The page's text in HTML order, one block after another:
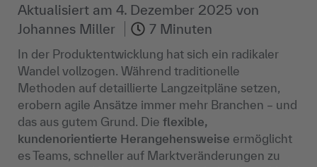
Aktualisiert am 4. Dezember 2025 von
Johannes Miller
7 Minuten
In der Produktentwicklung hat sich ein radikaler
Wandel vollzogen. Während traditionelle
Methoden auf detaillierte Langzeitpläne setzen,
erobern agile Ansätze immer mehr Branchen – und
das aus gutem Grund. Die flexible,
kundenorientierte Herangehensweise ermöglicht
es Teams, schneller auf Marktveränderungen zu